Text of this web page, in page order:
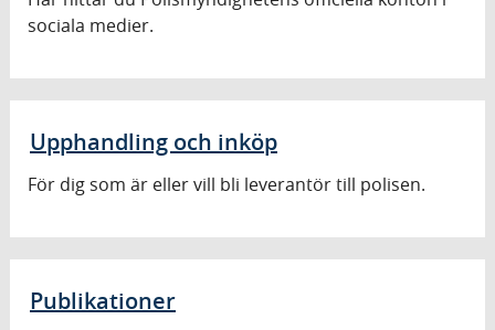
sociala medier.
Upphandling och inköp
För dig som är eller vill bli leverantör till polisen.
Publikationer